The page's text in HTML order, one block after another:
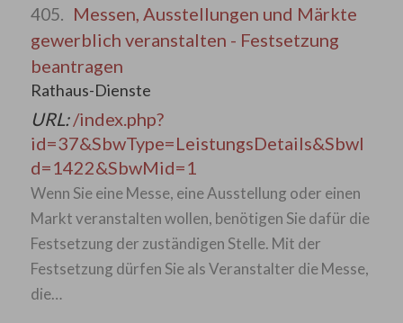
405. Messen, Ausstellungen und Märkte
gewerblich veranstalten - Festsetzung
beantragen
Rathaus-Dienste
URL:/index.php?
id=37&SbwType=LeistungsDetails&SbwI
d=1422&SbwMid=1
Wenn Sie eine Messe, eine Ausstellung oder einen
Markt veranstalten wollen, benötigen Sie dafür die
Festsetzung der zuständigen Stelle. Mit der
Festsetzung dürfen Sie als Veranstalter die Messe,
die…